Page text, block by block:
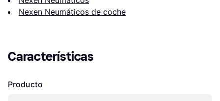
Nexen Neumáticos de coche
Características
Producto